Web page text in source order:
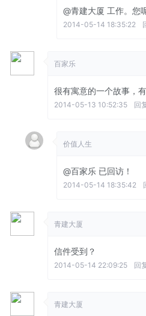
@青建大厦 工作。您
2014-05-14 18:35:22
百家乐
很有寓意的一个故事，
2014-05-13 10:52:35 回
价值人生
@百家乐 已回访！
2014-05-14 18:35:42
青建大厦
信件受到？
2014-05-14 22:09:25 回
青建大厦